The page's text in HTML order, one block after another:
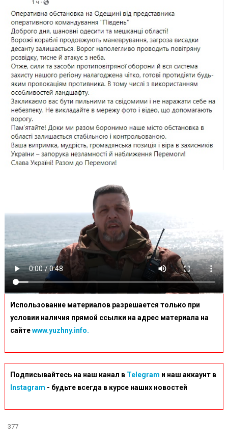
Использование материалов разрешается только при
условии наличия прямой ссылки на адрес материала на
сайтеwww.yuzhny.info.
Подписывайтесь на наш канал в Telegram и наш аккаунт в
Instagram - будьте всегда в курсе наших новостей
377